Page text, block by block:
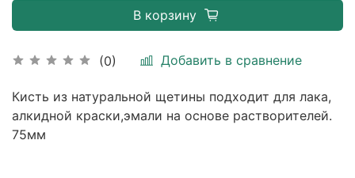
(0) Добавить в сравнение
В корзину
Кисть из натуральной щетины подходит для лака,
алкидной краски,эмали на основе растворителей.
75мм